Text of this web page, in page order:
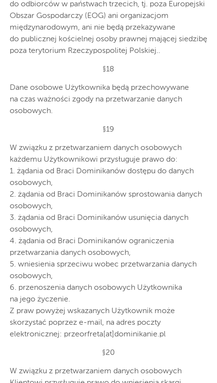
do odbiorców w państwach trzecich, tj. poza Europejski
Obszar Gospodarczy (EOG) ani organizacjom
międzynarodowym, ani nie będą przekazywane
do publicznej kościelnej osoby prawnej mającej siedzibę
poza terytorium Rzeczypospolitej Polskiej..
§18
Dane osobowe Użytkownika będą przechowywane
na czas ważności zgody na przetwarzanie danych
osobowych.
§19
W związku z przetwarzaniem danych osobowych
każdemu Użytkownikowi przysługuje prawo do:
1. żądania od Braci Dominikanów dostępu do danych
osobowych,
2. żądania od Braci Dominikanów sprostowania danych
osobowych,
3. żądania od Braci Dominikanów usunięcia danych
osobowych,
4. żądania od Braci Dominikanów ograniczenia
przetwarzania danych osobowych,
5. wniesienia sprzeciwu wobec przetwarzania danych
osobowych,
6. przenoszenia danych osobowych Użytkownika
na jego życzenie.
Z praw powyżej wskazanych Użytkownik może
skorzystać poprzez e-mail, na adres poczty
elektronicznej: przeorfreta[at]dominikanie.pl
§20
W związku z przetwarzaniem danych osobowych